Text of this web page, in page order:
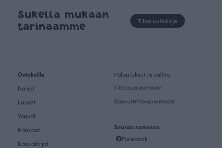
Sukella mukaan
tarinaamme
Tilaa uutiskirje
Ostoksille
Naiset
Lapset
Vauvat
Kankaat
Kaavakirjat
Palautukset ja vaihto
Tietosuojaseloste
Saavutettavuusseloste
Seuraa somessa
Facebook